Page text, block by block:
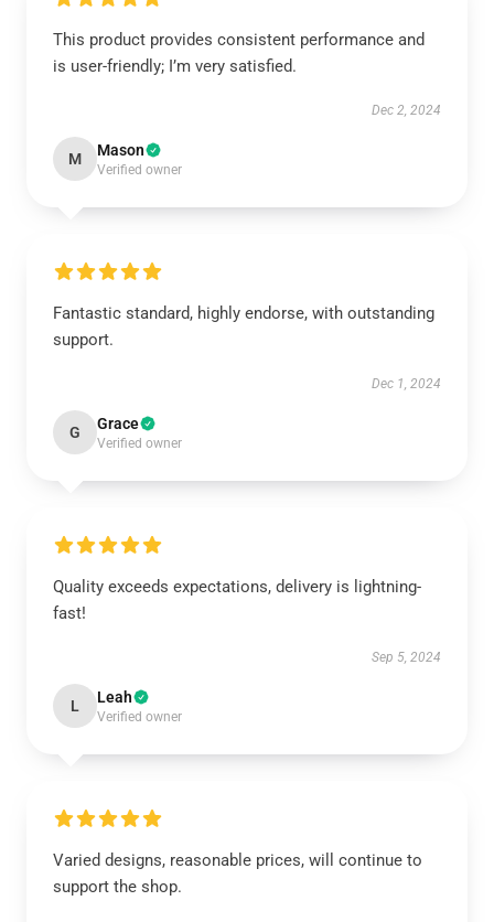
This product provides consistent performance and
is user-friendly; I’m very satisfied.
Dec 2, 2024
M Mason
Verified owner
Fantastic standard, highly endorse, with outstanding
support.
Dec 1, 2024
G Grace
Verified owner
Quality exceeds expectations, delivery is lightning-
fast!
Sep 5, 2024
L Leah
Verified owner
Varied designs, reasonable prices, will continue to
support the shop.